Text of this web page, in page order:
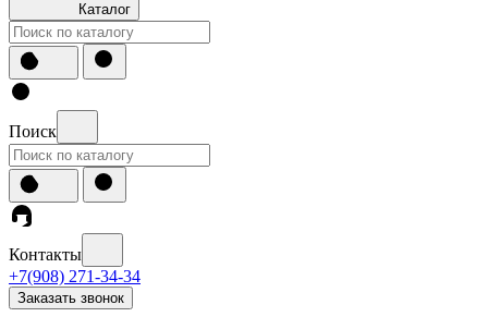
Каталог
Поиск
Контакты
+7(908) 271-34-34
Заказать звонок